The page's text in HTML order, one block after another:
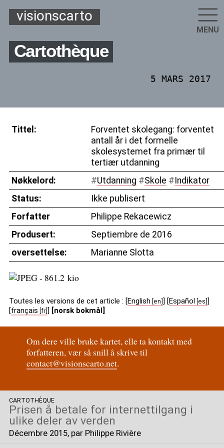
visionscarto
MENU
Cartothèque
5 MARS 2017
Tittel:
Forventet skolegang: forventet
antall år i det formelle
skolesystemet fra primær til
tertiær utdanning
Nøkkelord:
#Utdanning #Skole #Indikator
Status:
Ikke publisert
Forfatter
Philippe Rekacewicz
Produsert:
Septiembre de 2016
oversettelse:
Marianne Slotta
Toutes les versions de cet article : [English ] [Español
]
[français ] [norsk bokmål]
Om dere ville bruke kartet, elle ta kontakt med
forfatteren, vær så snill å skrive til
contact@visionscarto.net.
CARTOTHÈQUE
Prisen å betale for internettilgang i
ulike deler av verden
Décembre 2015, par Philippe Rivière